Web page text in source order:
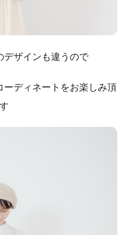
デザインも違うので
ディネートをお楽しみ頂